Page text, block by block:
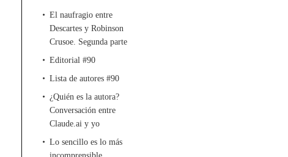
El naufragio entre
Descartes y Robinson
Crusoe. Segunda parte
Editorial #90
Lista de autores #90
¿Quién es la autora?
Conversación entre
Claude.ai y yo
Lo sencillo es lo más